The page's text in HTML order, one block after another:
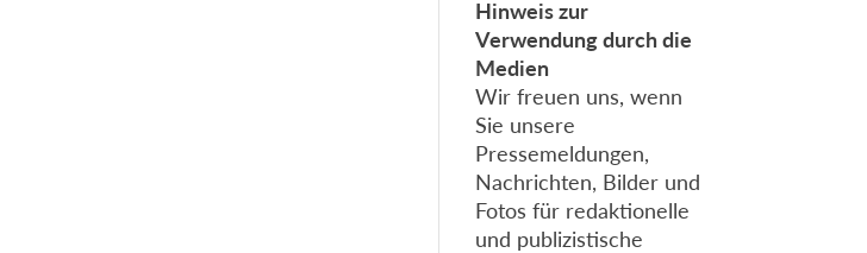
Hinweis zur
Verwendung durch die
Medien
Wir freuen uns, wenn
Sie unsere
Pressemeldungen,
Nachrichten, Bilder und
Fotos für redaktionelle
und publizistische